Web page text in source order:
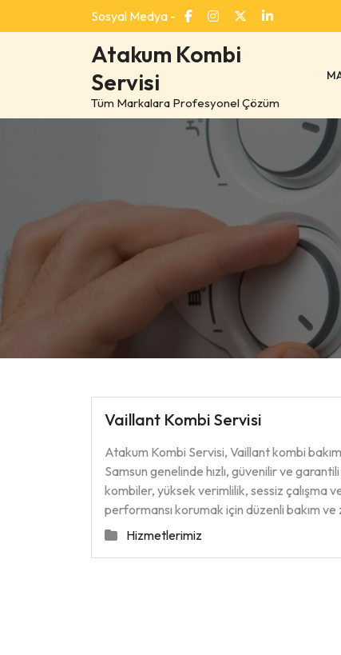
to
Sosyal Medya -
Atakum Kombi
Servisi
Tüm Markalara Profesyonel Çözüm
Vaillant Kombi Servisi
Atakum Kombi Servisi, Vaillant kombi
Samsun genelinde hızlı, güvenilir ve
kombiler, yüksek verimlilik, sessiz çalışma
performansı korumak için düzenli bakım ve
Hizmetlerimiz